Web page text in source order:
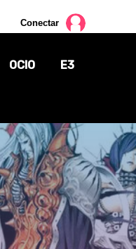
Conectar
OCIO
TV
CÓMICS
MANGA
E3